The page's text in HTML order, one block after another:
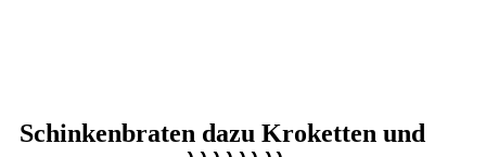
Schinkenbraten dazu Kroketten und